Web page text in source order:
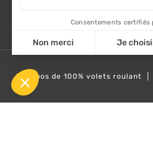
A propos de 100% volets roulant